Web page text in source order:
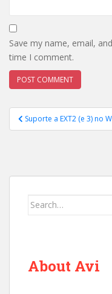
Save my name, email,
time I comment.
Post
navigation
Suporte a EXT2 (e 3) no
Search
About Avi